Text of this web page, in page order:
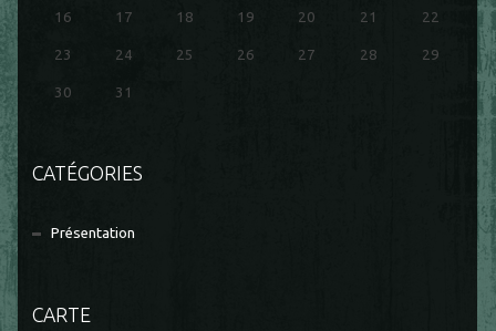
16 17 18 19 20 21 22
23 24 25 26 27 28 29
30 31
CATÉGORIES
Présentation
CARTE